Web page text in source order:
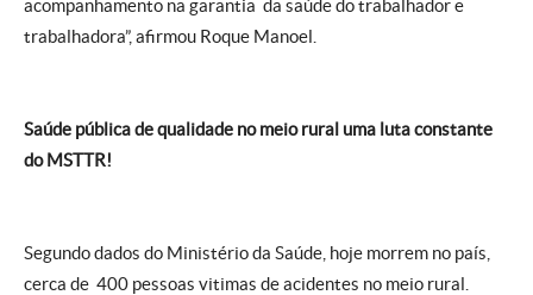
acompanhamento na garantia da saúde do trabalhador e
trabalhadora”, afirmou Roque Manoel.
Saúde pública de qualidade no meio rural uma luta constante
do MSTTR!
Segundo dados do Ministério da Saúde, hoje morrem no país,
cerca de 400 pessoas vitimas de acidentes no meio rural.